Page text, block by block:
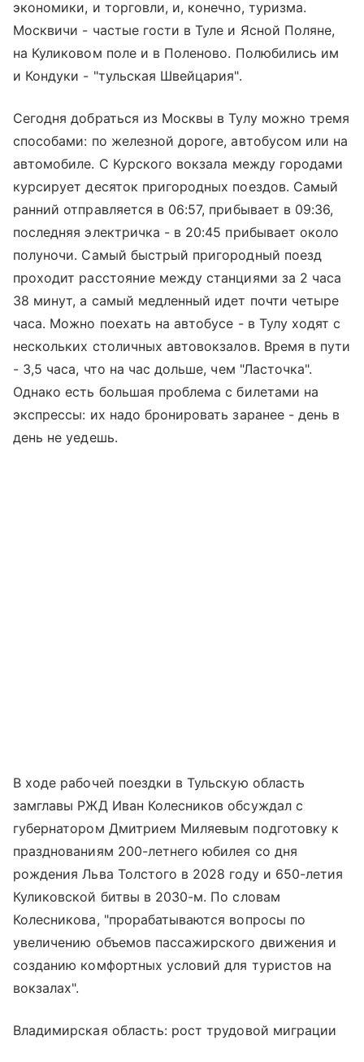
экономики, и торговли, и, конечно, туризма.
Москвичи - частые гости в Туле и Ясной Поляне,
на Куликовом поле и в Поленово. Полюбились им
и Кондуки - "тульская Швейцария".
Сегодня добраться из Москвы в Тулу можно тремя
способами: по железной дороге, автобусом или на
автомобиле. С Курского вокзала между городами
курсирует десяток пригородных поездов. Самый
ранний отправляется в 06:57, прибывает в 09:36,
последняя электричка - в 20:45 прибывает около
полуночи. Самый быстрый пригородный поезд
проходит расстояние между станциями за 2 часа
38 минут, а самый медленный идет почти четыре
часа. Можно поехать на автобусе - в Тулу ходят с
нескольких столичных автовокзалов. Время в пути
- 3,5 часа, что на час дольше, чем "Ласточка".
Однако есть большая проблема с билетами на
экспрессы: их надо бронировать заранее - день в
день не уедешь.
В ходе рабочей поездки в Тульскую область
замглавы РЖД Иван Колесников обсуждал с
губернатором Дмитрием Миляевым подготовку к
празднованиям 200-летнего юбилея со дня
рождения Льва Толстого в 2028 году и 650-летия
Куликовской битвы в 2030-м. По словам
Колесникова, "прорабатываются вопросы по
увеличению объемов пассажирского движения и
созданию комфортных условий для туристов на
вокзалах".
Владимирская область: рост трудовой миграции